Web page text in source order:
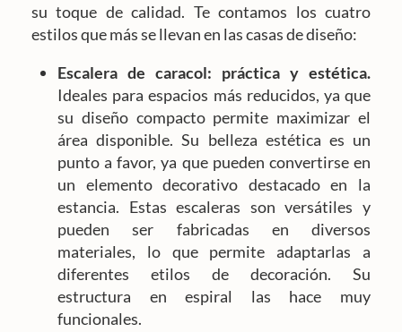
su toque de calidad. Te contamos los cuatro
estilos que más se llevan en las casas de diseño:
Escalera de caracol: práctica y estética.
Ideales para espacios más reducidos, ya que
su diseño compacto permite maximizar el
área disponible. Su belleza estética es un
punto a favor, ya que pueden convertirse en
un elemento decorativo destacado en la
estancia. Estas escaleras son versátiles y
pueden ser fabricadas en diversos
materiales, lo que permite adaptarlas a
diferentes etilos de decoración. Su
estructura en espiral las hace muy
funcionales.